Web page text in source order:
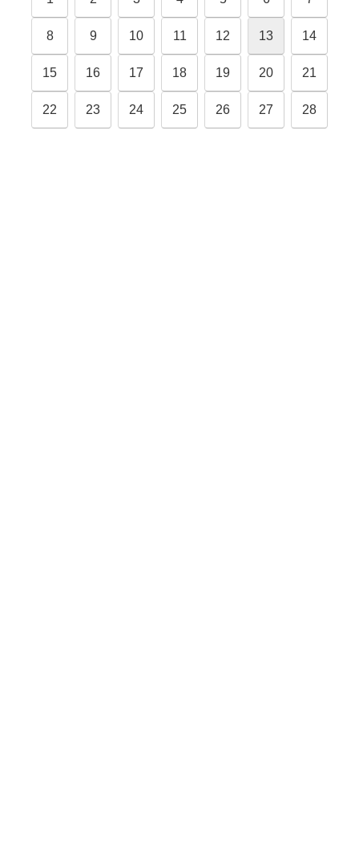
8 9 10 11 12 13 14
15 16 17 18 19 20 21
22 23 24 25 26 27 28